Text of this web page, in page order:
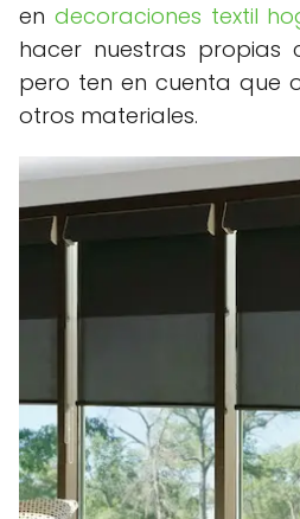
en decoraciones textil
hacer nuestras propias
pero ten en cuenta que
otros materiales.